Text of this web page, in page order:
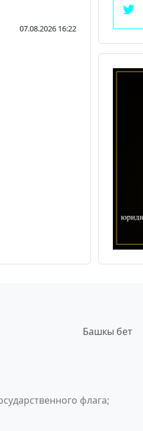
07.08.2026 16:22
Башкы бет
флага;